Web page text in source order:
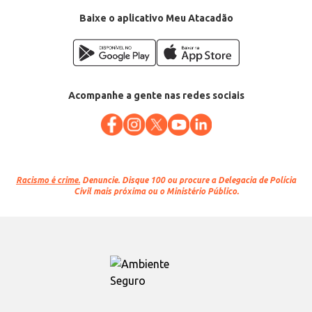
Baixe o aplicativo Meu Atacadão
Acompanhe a gente nas redes sociais
Racismo é crime. Denuncie. Disque 100 ou procure a Delegacia de Polícia
Civil mais próxima ou o Ministério Público.